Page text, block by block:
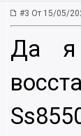
#3 От 15/05/
Да я